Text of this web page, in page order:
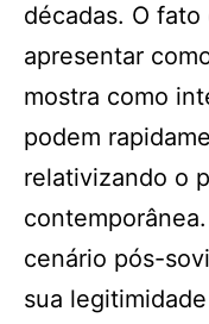
décadas. O fato
apresentar
mostra como
podem
relativizando o
cenário pós-
sua